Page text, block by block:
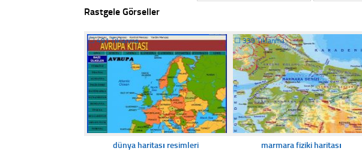
Rastgele Görseller
☐491 Tıklanma
dünya haritası resimleri
☐339 Tıklanma
marmara fiziki haritası